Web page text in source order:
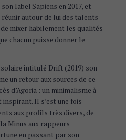
label Sapiens en 2017, et
réunir autour de lui des talents
mixer habilement les qualités
chacun puisse donner le
intitulé Drift (2019) son
un retour aux sources de ce
d’Agoria : un minimalisme à
Il s’est une fois
aux profils très divers, de
Minus aux rappeurs
en passant par son